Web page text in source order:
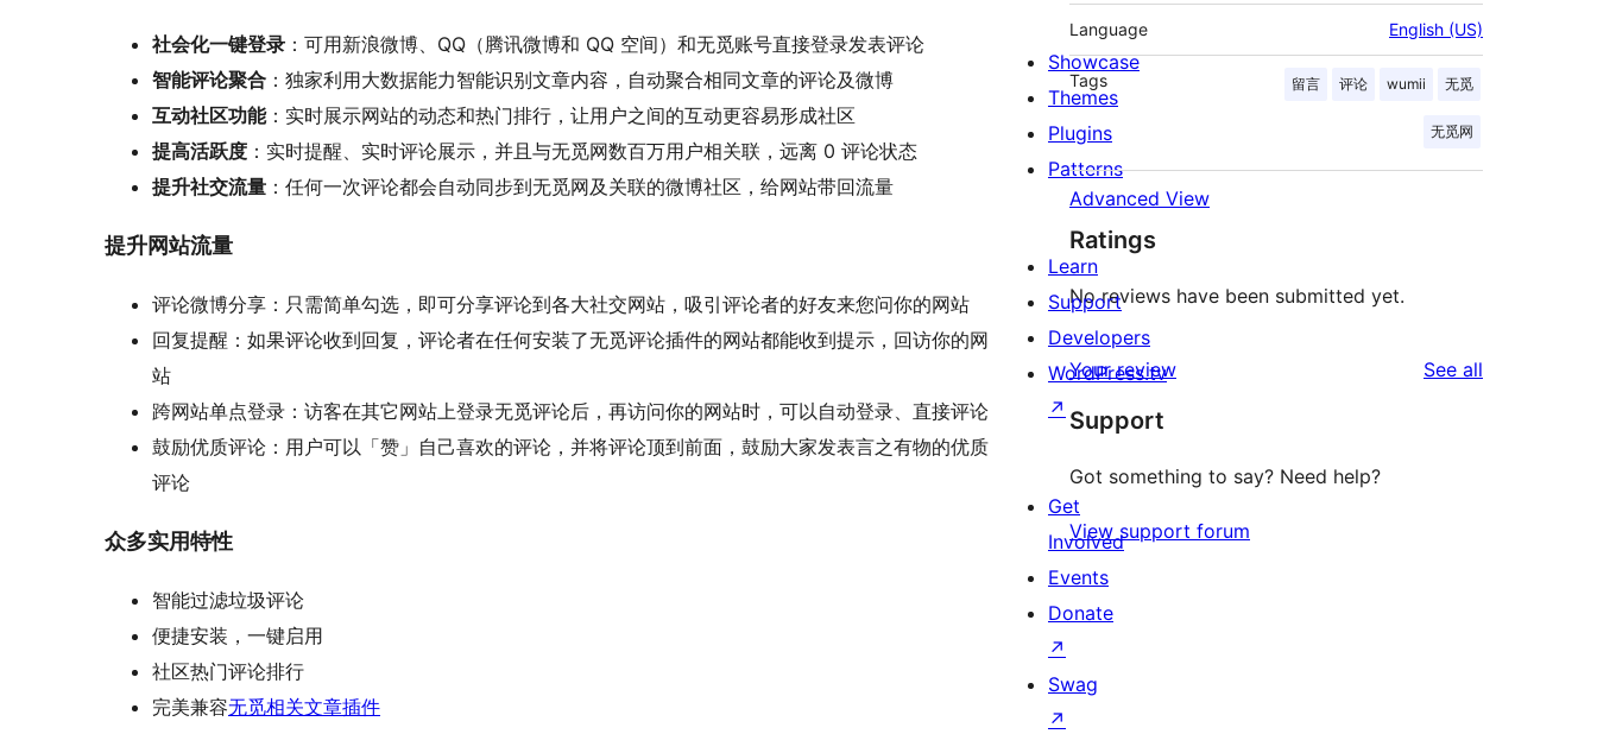
社会化一键登录 ：可用新浪微博、QQ（腾讯微博和 QQ 空间）和无觅账号直接登录发表评论
智能评论聚合 ：独家利用大数据能力智能识别文章内容，自动聚合相同文章的评论及微博
互动社区功能：实时展示网站的动态和热门排行，让用户之间的互动更容易形成社区
提高活跃度 ：实时提醒、实时评论展示，并且与无觅网数百万用户相关联，远离 0 评论状态
提升社交流量 ：任何一次评论都会自动同步到无觅网及关联的微博社区，给网站带回流量
提升网站流量
评论微博分享：只需简单勾选，即可分享评论到各大社交网站，吸引评论者的好友来您问你的网站
回复提醒：如果评论收到回复，评论者在任何安装了无觅评论插件的网站都能收到提示，回访你的网
站
跨网站单点登录：访客在其它网站上登录无觅评论后，再访问你的网站时，可以自动登录、直接评论
鼓励优质评论：用户可以「赞」自己喜欢的评论，并将评论顶到前面，鼓励大家发表言之有物的优质
评论
众多实用特性
智能过滤垃圾评论
便捷安装，一键启用
社区热门评论排行
完美兼容无觅相关文章插件
Language English (US)
Tags 留言 评论 wumii 无觅
无觅网
Advanced View
Ratings
No reviews have been submitted yet.
Your review See all
Support
Got something to say? Need help?
View support forum
Showcase
Themes
Plugins
Patterns
Learn
Support
Developers
WordPress.tv
↗
Get
Involved
Events
Donate
↗
Swag
↗